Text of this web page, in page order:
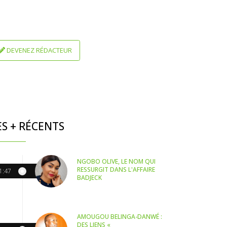
DEVENEZ RÉDACTEUR
+ RÉCENTS
NGOBO OLIVE, LE NOM QUI
RESSURGIT DANS L'AFFAIRE
BADJECK
AMOUGOU BELINGA-DANWÉ :
DES LIENS «